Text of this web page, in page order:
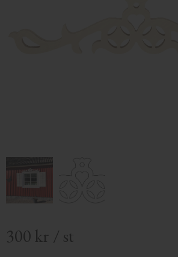
300 kr / st